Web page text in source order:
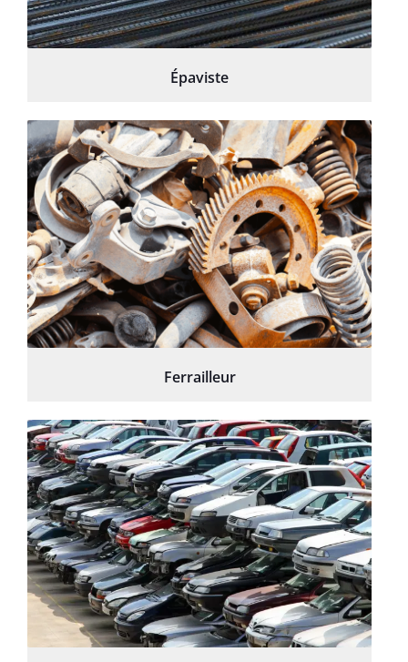
Épaviste
Ferrailleur